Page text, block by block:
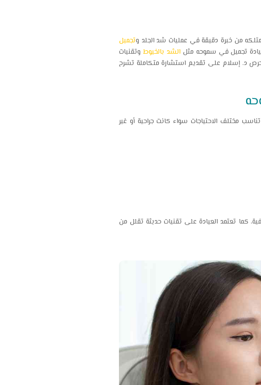
من خبرة دقيقة في عمليات شد الجلد وتجميل
تجميل في سموحه مثلالشد بالخيوط وتقنيات
يحرص د. إسلام على تقديم استشارة متكاملة تشرح
مختلف الاحتياجات سواء كانت جراحية أو غير
كما تعتمد العيادة على تقنيات حديثة تقلل من